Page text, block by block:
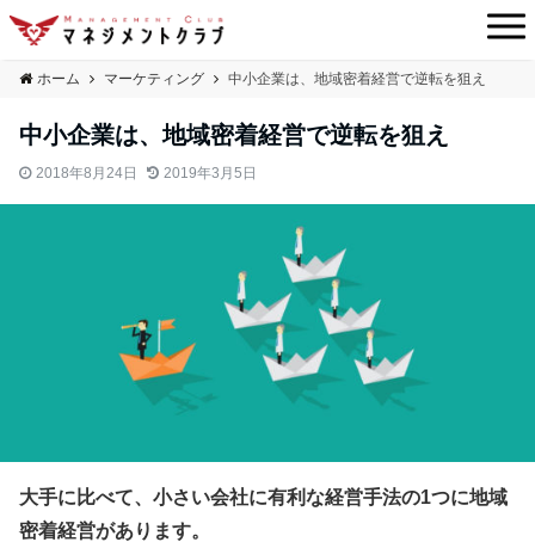
ホーム マーケティング 中小企業は、地域密着経営で逆転を狙え
中小企業は、地域密着経営で逆転を狙え
2018年8月24日 2019年3月5日
大手に比べて、小さい会社に有利な経営手法の1つに地域
密着経営があります。